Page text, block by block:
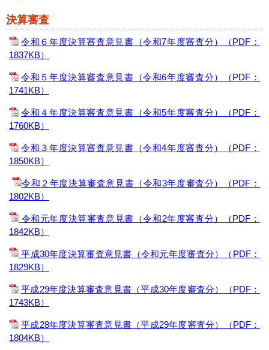
決算審査
令和６年度決算審査意見書（令和7年度審査分）
（PDF：
1837KB）
令和５年度決算審査意見書（令和6年度審査分）
（PDF：
1741KB）
令和４年度決算審査意見書（令和5年度審査分）
（PDF：
1760KB）
令和３年度決算審査意見書（令和4年度審査分）
（PDF：
1850KB）
令和２年度決算審査意見書（令和3年度審査分）
（PDF：
1802KB）
令和元年度決算審査意見書（令和2年度審査分）（PDF：
1842KB）
平成30年度決算審査意見書（令和元年度審査分）
（PDF：
1829KB）
平成29年度決算審査意見書（平成30年度審査分）
（PDF：
1743KB）
平成28年度決算審査意見書（平成29年度審査分）
（PDF：
1804KB）